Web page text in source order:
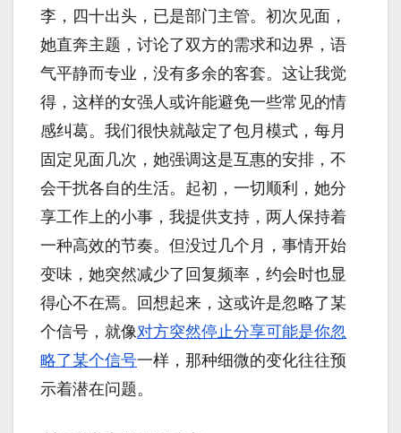
李，四十出头，已是部门主管。初次见面，
她直奔主题，讨论了双方的需求和边界，语
气平静而专业，没有多余的客套。这让我觉
得，这样的女强人或许能避免一些常见的情
感纠葛。我们很快就敲定了包月模式，每月
固定见面几次，她强调这是互惠的安排，不
会干扰各自的生活。起初，一切顺利，她分
享工作上的小事，我提供支持，两人保持着
一种高效的节奏。但没过几个月，事情开始
变味，她突然减少了回复频率，约会时也显
得心不在焉。回想起来，这或许是忽略了某
个信号，就像对方突然停止分享可能是你忽
略了某个信号一样，那种细微的变化往往预
示着潜在问题。